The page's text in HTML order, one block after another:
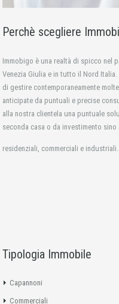
Perchè scegliere
Immobigo è una realtà di spicco nel
Venezia Giulia e in tutto il Nord
di gestire contemporaneamente
anticipate da puntuali e precise
alla nostra clientela una puntuale
seconda casa o da investimento
residenziali, commerciali e industriali.
Tipologia Immobile
Capannoni
Commerciali